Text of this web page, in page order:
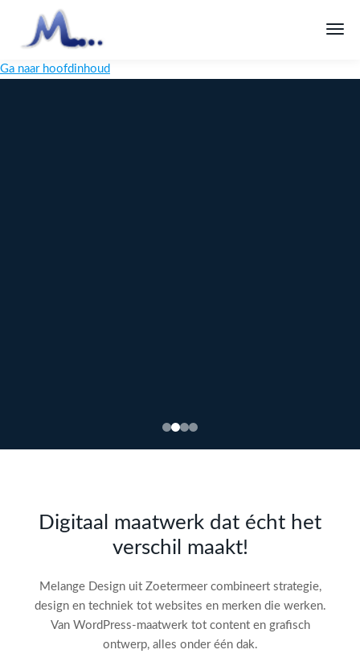
Ga naar hoofdinhoud
de SEO-
audit
Digitaal maatwerk dat écht het
verschil maakt!
Melange Design uit Zoetermeer combineert strategie,
design en techniek tot websites en merken die werken.
Van WordPress-maatwerk tot content en grafisch
ontwerp, alles onder één dak.